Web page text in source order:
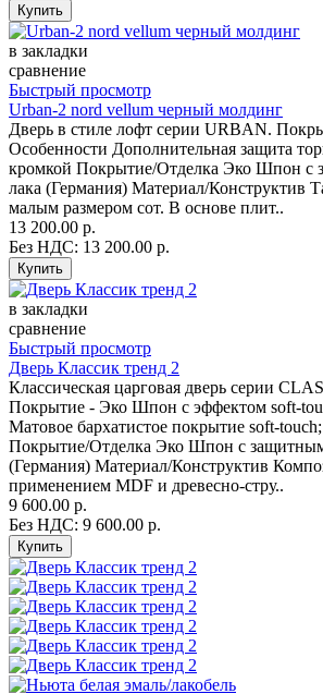
в закладки
сравнение
Быстрый просмотр
Urban-2 nord vellum черный молдинг
Дверь в стиле лофт серии URBAN.
Особенности Дополнительная защита
кромкой Покрытие/Отделка Эко Шпон с
лака (Германия) Материал/Конструктив
малым размером сот. В основе плит..
13 200.00 р.
Без НДС: 13 200.00 р.
в закладки
сравнение
Быстрый просмотр
Дверь Классик тренд 2
Классическая царговая дверь серии
Покрытие - Эко Шпон с эффектом soft-
Матовое бархатистое покрытие soft-
Покрытие/Отделка Эко Шпон с
(Германия) Материал/Конструктив
применением MDF и древесно-стру..
9 600.00 р.
Без НДС: 9 600.00 р.